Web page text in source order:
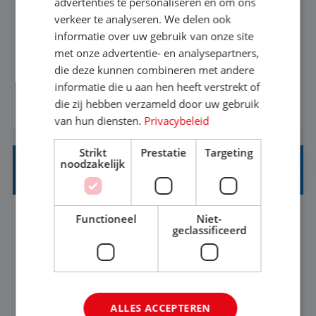
Met jouw ervaring in de reisbranche of
achtergrond in toerisme ben je klaar voor de
volgende stap. Vanaf je stoel reis je de hele
wereld over en speel je moeiteloos in op de
wensen van je team, je klant en wat er in de
reiswereld gebeurt. Met je enthousiasme weet je
klanten te overtuigen om die droomreis te
boeken! ...
BEKIJK VACATURE
REISADVISEUR ALLROUND
Aalsmeer, Noord-Holland, Nederland
Baan
MBO
het nu voor jezelf is, of voor een ander: jij vindt
verkeer te analyseren. We delen ook
informatie over uw gebruik van onze site
met onze advertentie- en analysepartners,
die deze kunnen combineren met andere
informatie die u aan hen heeft verstrekt of
die zij hebben verzameld door uw gebruik
van hun diensten. Privacybeleid
Strikt
noodzakelijk
Prestatie Targeting
Functioneel
Niet-
geclassificeerd
ALLES ACCEPTEREN